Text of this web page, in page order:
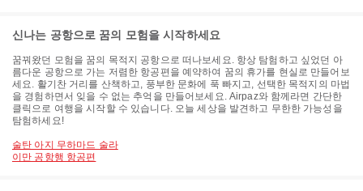
신나는 공항으로 꿈의 모험을 시작하세요
꿈꿔왔던 모험을 꿈의 목적지 공항으로 떠나보세요. 항상 탐험하고 싶었던 아
름다운 공항으로 가는 저렴한 항공편을 예약하여 꿈의 휴가를 현실로 만들어보
세요. 활기찬 거리를 산책하고, 풍부한 문화에 푹 빠지고, 선택한 목적지의 마법
을 경험하면서 잊을 수 없는 추억을 만들어보세요. Airpaz와 함께라면 간단한
클릭으로 여행을 시작할 수 있습니다. 오늘 세상을 발견하고 무한한 가능성을
탐험하세요!
술탄 아지 무하마드 술라
이만 공항행 항공편